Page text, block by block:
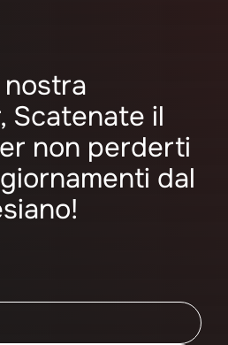
Scatenate il
non perderti
dal